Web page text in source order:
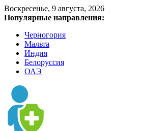
Воскресенье, 9 августа, 2026
Популярные направления:
Черногория
Мальта
Индия
Белоруссия
ОАЭ